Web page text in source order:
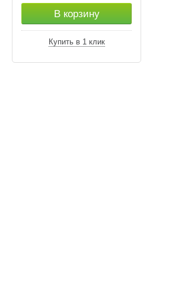
В корзину
Купить в 1 клик